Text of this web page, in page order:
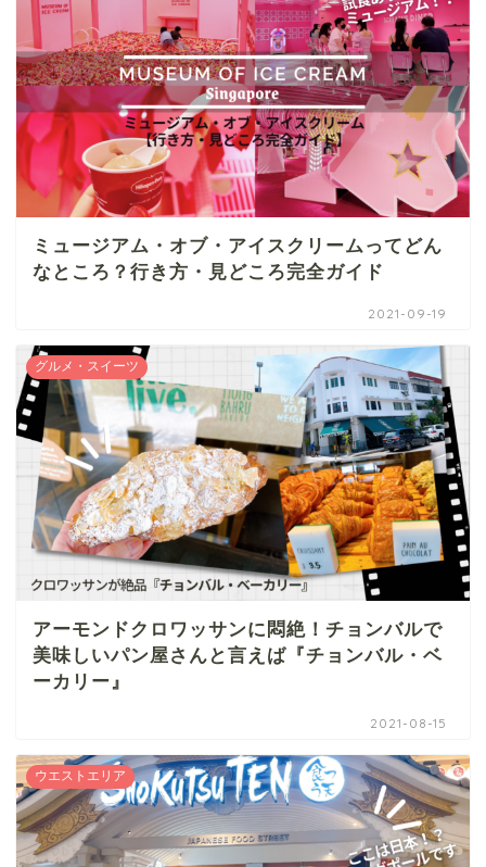
ミュージアム・オブ・アイスクリームってどん
なところ？行き方・見どころ完全ガイド
2021-09-19
グルメ・スイーツ
アーモンドクロワッサンに悶絶！チョンバルで
美味しいパン屋さんと言えば『チョンバル・ベ
ーカリー』
2021-08-15
ウエストエリア